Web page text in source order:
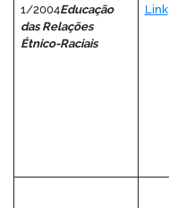
1/2004Educação
das Relações
Étnico-Raciais
Link